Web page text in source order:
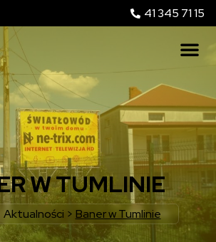
41 345 71 15
W TUMLINIE
Aktualności > Baner w Tumlinie